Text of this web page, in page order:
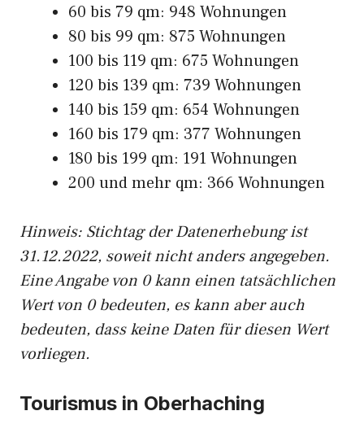
60 bis 79 qm: 948 Wohnungen
80 bis 99 qm: 875 Wohnungen
100 bis 119 qm: 675 Wohnungen
120 bis 139 qm: 739 Wohnungen
140 bis 159 qm: 654 Wohnungen
160 bis 179 qm: 377 Wohnungen
180 bis 199 qm: 191 Wohnungen
200 und mehr qm: 366 Wohnungen
Hinweis: Stichtag der Datenerhebung ist
31.12.2022, soweit nicht anders angegeben.
Eine Angabe von 0 kann einen tatsächlichen
Wert von 0 bedeuten, es kann aber auch
bedeuten, dass keine Daten für diesen Wert
vorliegen.
Tourismus in Oberhaching